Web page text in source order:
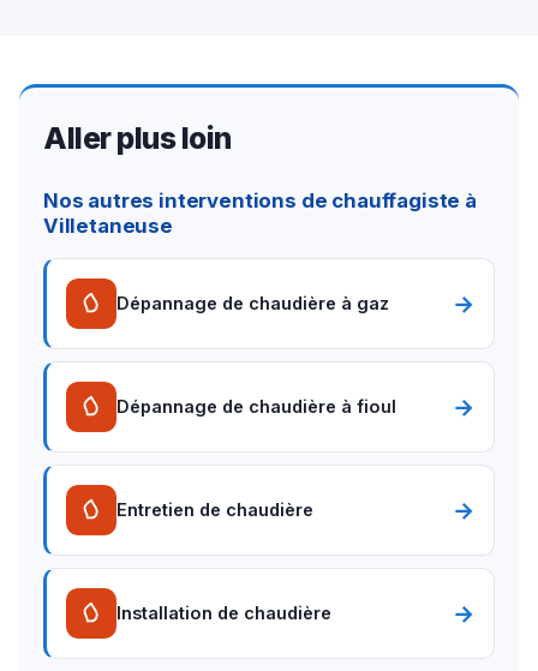
Aller plus loin
Nos autres interventions de chauffagiste à
Villetaneuse
Dépannage de chaudière à gaz →
Dépannage de chaudière à fioul →
Entretien de chaudière →
Installation de chaudière →